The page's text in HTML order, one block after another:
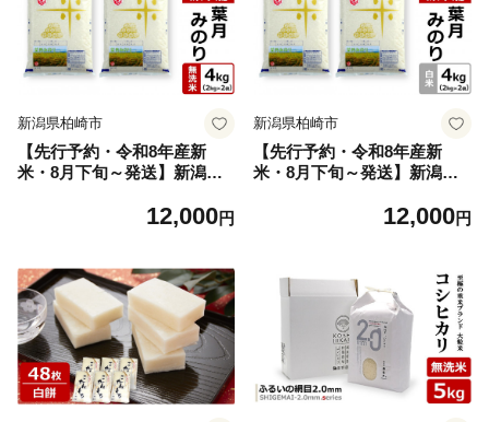
新潟県柏崎市
【先行予約・令和8年産新
米・8月下旬～発送】新潟米
らうんめぇお米 水田環境鑑定
12,000円
新潟県柏崎市
【先行予約・令和8年産新
米・8月下旬～発送】新潟米
うんめぇお米 水田環境鑑定士
12,000円